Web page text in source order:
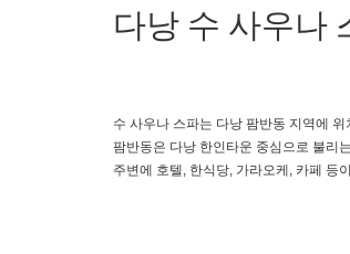
다낭 수 사우나
수 사우나 스파는 다낭 팜반동 지역에
팜반동은 다낭 한인타운 중심으로 불리
주변에 호텔, 한식당, 가라오케, 카페 등